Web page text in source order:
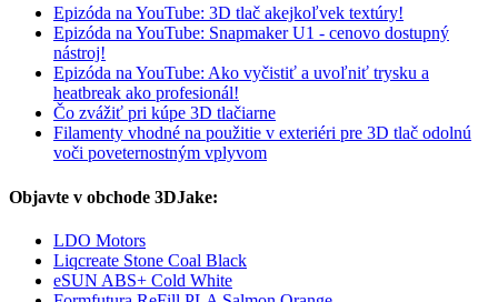
Epizóda na YouTube: 3D tlač akejkoľvek textúry!
Epizóda na YouTube: Snapmaker U1 - cenovo dostupný
nástroj!
Epizóda na YouTube: Ako vyčistiť a uvoľniť trysku a
heatbreak ako profesionál!
Čo zvážiť pri kúpe 3D tlačiarne
Filamenty vhodné na použitie v exteriéri pre 3D tlač odolnú
voči poveternostným vplyvom
Objavte v obchode 3DJake:
LDO Motors
Liqcreate Stone Coal Black
eSUN ABS+ Cold White